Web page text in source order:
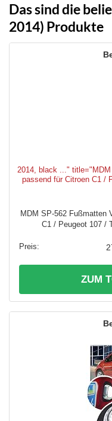
Das sind die
2014) Produkte
2014, black ..."
passend für Citroen C1 /
MDM SP-562 Fußmatten
C1 / Peugeot 107 /
ZUM